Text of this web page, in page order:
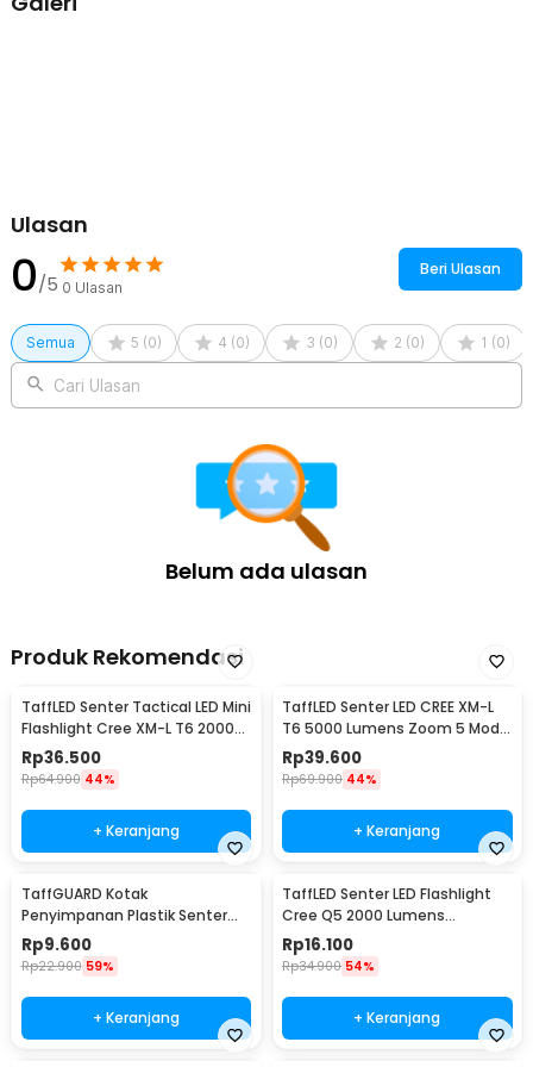
Ulasan
0/5 0 Ulasan
Beri Ulasan
Semua 5 (0) 4 (0) 3 (0) 2 (0) 1 (0)
Cari Ulasan
Belum ada ulasan
Produk Rekomendasi
TaffLED Senter Tactical LED Mini
Flashlight Cree XM-L T6 2000
Lumens - E17
Rp36.500
Rp64.900 44%
+ Keranjang
TaffLED Senter LED CREE XM-L
T6 5000 Lumens Zoom 5 Mode
Baterai 26650 - E97
Rp39.600
Rp69.900 44%
+ Keranjang
TaffGUARD Kotak
Penyimpanan Plastik Senter
LED Box 18x11.5x4.7cm - FN10
Rp9.600
Rp22.900 59%
+ Keranjang
TaffLED Senter LED Flashlight
Cree Q5 2000 Lumens
Aluminium Steel - LFU01
Rp16.100
Rp34.900 54%
+ Keranjang